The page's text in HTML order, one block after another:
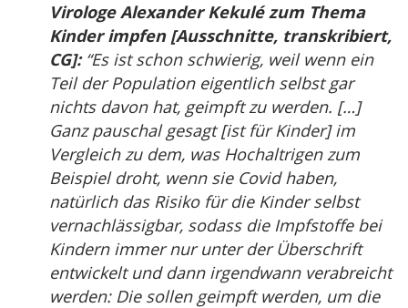
Virologe Alexander Kekulé zum Thema
Kinder impfen [Ausschnitte, transkribiert,
CG]:“Es ist schon schwierig, weil wenn ein
Teil der Population eigentlich selbst gar
nichts davon hat, geimpft zu werden. […]
Ganz pauschal gesagt [ist für Kinder] im
Vergleich zu dem, was Hochaltrigen zum
Beispiel droht, wenn sie Covid haben,
natürlich das Risiko für die Kinder selbst
vernachlässigbar, sodass die Impfstoffe bei
Kindern immer nur unter der Überschrift
entwickelt und dann irgendwann verabreicht
werden: Die sollen geimpft werden, um die